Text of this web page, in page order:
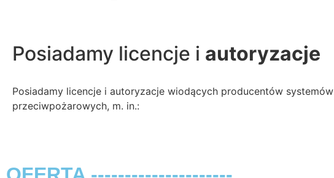
Posiadamy licencje i autoryzacje
Posiadamy licencje i autoryzacje wiodących producentów systemów
przeciwpożarowych, m. in.: